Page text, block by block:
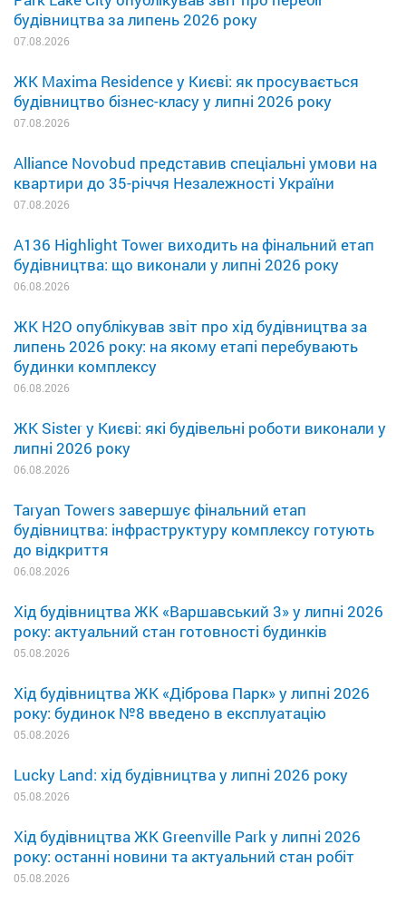
будівництва за липень 2026 року
07.08.2026
ЖК Maxima Residence у Києві: як просувається
будівництво бізнес-класу у липні 2026 року
07.08.2026
Alliance Novobud представив спеціальні умови на
квартири до 35-річчя Незалежності України
07.08.2026
A136 Highlight Tower виходить на фінальний етап
будівництва: що виконали у липні 2026 року
06.08.2026
ЖК H2O опублікував звіт про хід будівництва за
липень 2026 року: на якому етапі перебувають
будинки комплексу
06.08.2026
ЖК Sister у Києві: які будівельні роботи виконали у
липні 2026 року
06.08.2026
Taryan Towers завершує фінальний етап
будівництва: інфраструктуру комплексу готують
до відкриття
06.08.2026
Хід будівництва ЖК «Варшавський 3» у липні 2026
року: актуальний стан готовності будинків
05.08.2026
Хід будівництва ЖК «Діброва Парк» у липні 2026
року: будинок №8 введено в експлуатацію
05.08.2026
Lucky Land: хід будівництва у липні 2026 року
05.08.2026
Хід будівництва ЖК Greenville Park у липні 2026
року: останні новини та актуальний стан робіт
05.08.2026